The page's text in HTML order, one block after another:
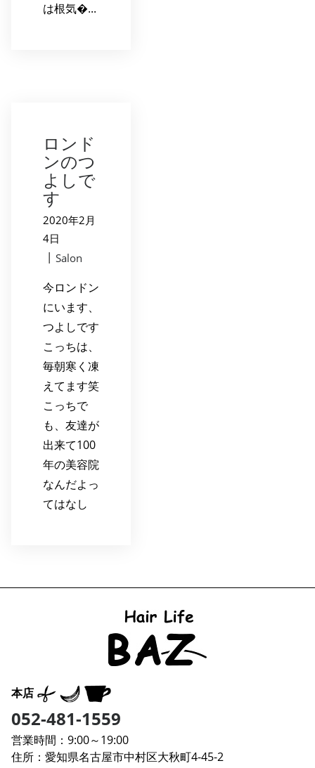
は根気�...
ロンド
ンのつ
よしで
す
2020年2月
4日
| Salon
今ロンドン
にいます、
つよしです
こっちは、
毎朝寒く凍
えてます笑
こっちで
も、友達が
出来て100
年の美容院
なんだよっ
てはなし
本店
052-481-1559
営業時間：9:00～19:00
住所：愛知県名古屋市中村区大秋町4-45-2